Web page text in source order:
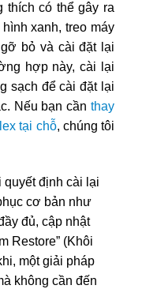
thích có thể gây ra
xanh, treo máy
bỏ và cài đặt lại
hợp này, cài lại
sạch để cài đặt lại
Nếu bạn cần thay
tại chỗ, chúng tôi
quyết định cài lại
cơ bản như
đủ, cập nhật
Restore” (Khôi
một giải pháp
không cần đến